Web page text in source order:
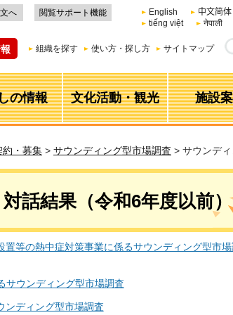
へ 閲覧サポート機能 English 中文简体
tiếng việt
नेपाली
組織を探す 使い方・探し方 サイトマップ
の情報 文化活動・観光 施設
約・募集 > サウンディング型市場調査 > サウンデ
話結果（令和6年度以前）
等の熱中症対策事業に係るサウンディング型市
サウンディング型市場調査
ンディング型市場調査